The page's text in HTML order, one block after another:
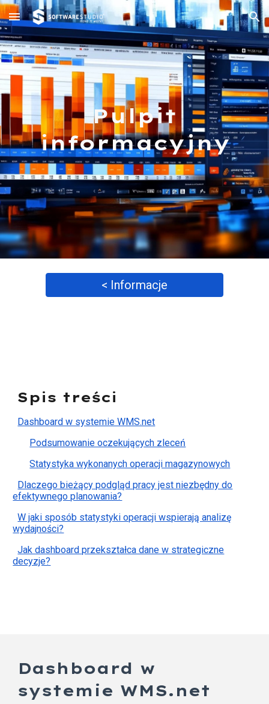
Skip to main content Skip to navigation
Pulpit
informacyjny
< Informacje
Spis treści
Dashboard w systemie WMS.net
Podsumowanie oczekujących zleceń
Statystyka wykonanych operacji magazynowych
Dlaczego bieżący podgląd pracy jest niezbędny do
efektywnego planowania?
W jaki sposób statystyki operacji wspierają analizę
wydajności?
Jak dashboard przekształca dane w strategiczne
decyzje?
Dashboard w
systemie WMS.net